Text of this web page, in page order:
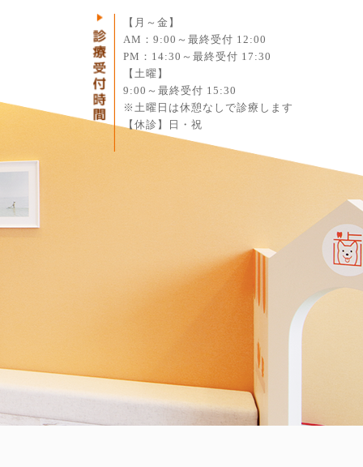
【月～金】
AM：9:00～最終受付 12:00
PM：14:30～最終受付 17:30
【土曜】
9:00～最終受付 15:30
※土曜日は休憩なしで診療します
【休診】日・祝